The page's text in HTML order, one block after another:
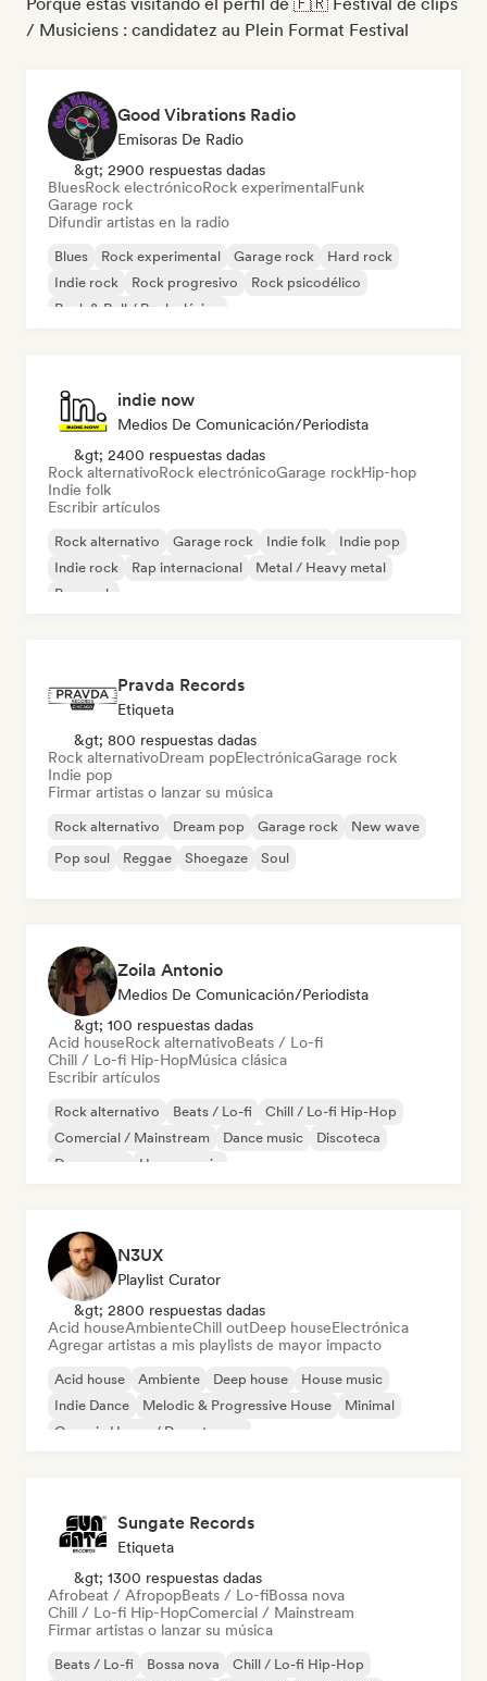
/ Musiciens : candidatez au Plein Format Festival
Good Vibrations Radio
Emisoras De Radio
&gt; 2900 respuestas dadas
BluesRock electrónicoRock experimentalFunk
Garage rock
Difundir artistas en la radio
Blues Rock experimental Garage rock
Hard rock
Indie rock
Rock progresivo
Rock psicodélico
Rock & Roll / Rock clásico
indie now
Medios De Comunicación/Periodista
&gt; 2400 respuestas dadas
Rock alternativoRock electrónicoGarage rockHip-hop
Indie folk
Escribir artículos
Rock alternativo Garage rock Indie folk
Indie pop
Indie rock
Rap internacional
Metal / Heavy metal
Pop rock
Pravda Records
Etiqueta
&gt; 800 respuestas dadas
Rock alternativoDream popElectrónicaGarage rock
Indie pop
Firmar artistas o lanzar su música
Rock alternativo Dream pop Garage rock
New wave
Pop soul
Reggae Shoegaze Soul
Zoila Antonio
Medios De Comunicación/Periodista
&gt; 100 respuestas dadas
Acid houseRock alternativoBeats / Lo-fi
Chill / Lo-fi Hip-HopMúsica clásica
Escribir artículos
Rock alternativo Beats / Lo-fi
Chill / Lo-fi Hip-Hop
Comercial / Mainstream
Dance music
Discoteca
Dream pop
House music
N3UX
Playlist Curator
&gt; 2800 respuestas dadas
Acid houseAmbienteChill outDeep houseElectrónica
Agregar artistas a mis playlists de mayor impacto
Acid house Ambiente Deep house
House music
Indie Dance
Melodic & Progressive House
Minimal
Organic House / Downtempo
Sungate Records
Etiqueta
&gt; 1300 respuestas dadas
Afrobeat / AfropopBeats / Lo-fiBossa nova
Chill / Lo-fi Hip-HopComercial / Mainstream
Firmar artistas o lanzar su música
Beats / Lo-fi Bossa nova
Chill / Lo-fi Hip-Hop